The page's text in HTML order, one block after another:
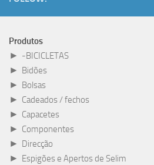
Produtos
► -BICICLETAS
► Bidões
► Bolsas
► Cadeados / fechos
► Capacetes
► Componentes
► Direcção
► Espigões e Apertos de Selim